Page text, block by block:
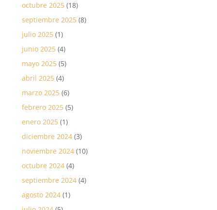
octubre 2025(18)
septiembre 2025(8)
julio 2025(1)
junio 2025(4)
mayo 2025(5)
abril 2025(4)
marzo 2025(6)
febrero 2025(5)
enero 2025(1)
diciembre 2024(3)
noviembre 2024(10)
octubre 2024(4)
septiembre 2024(4)
agosto 2024(1)